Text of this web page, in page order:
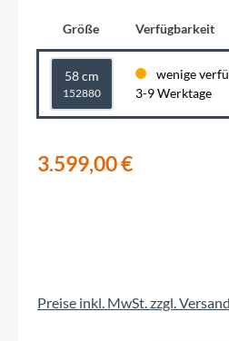
Größe Verfügbarkeit
58 cm
152880
wenige
3-9 Werktage
3.599,00 €
Preise inkl. MwSt. zzgl.